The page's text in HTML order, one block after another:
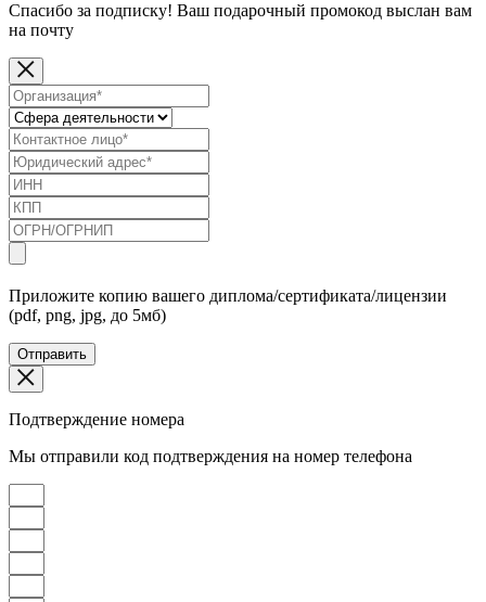
Спасибо за подписку! Ваш подарочный промокод выслан вам
на почту
Приложите копию вашего диплома/сертификата/лицензии
(pdf, png, jpg, до 5мб)
Отправить
Подтверждение номера
Мы отправили код подтверждения на номер телефона